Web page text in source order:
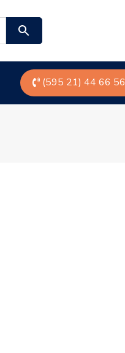
(595 21) 44 66 56